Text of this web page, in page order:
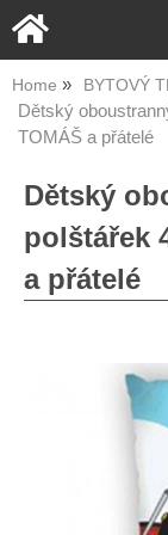
Home BYTOVÝ
Dětský
TOMÁŠ a přátelé
Dětský
polštářek
a přátelé